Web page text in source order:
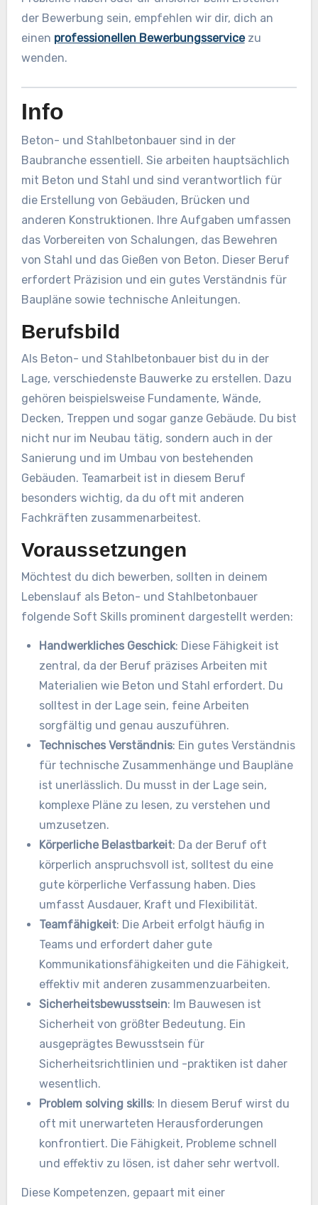
der Bewerbung sein, empfehlen wir dir, dich an
einen professionellen Bewerbungsservicezu
wenden.
Info
Beton- und Stahlbetonbauer sind in der
Baubranche essentiell. Sie arbeiten hauptsächlich
mit Beton und Stahl und sind verantwortlich für
die Erstellung von Gebäuden, Brücken und
anderen Konstruktionen. Ihre Aufgaben umfassen
das Vorbereiten von Schalungen, das Bewehren
von Stahl und das Gießen von Beton. Dieser Beruf
erfordert Präzision und ein gutes Verständnis für
Baupläne sowie technische Anleitungen.
Berufsbild
Als Beton- und Stahlbetonbauer bist du in der
Lage, verschiedenste Bauwerke zu erstellen. Dazu
gehören beispielsweise Fundamente, Wände,
Decken, Treppen und sogar ganze Gebäude. Du bist
nicht nur im Neubau tätig, sondern auch in der
Sanierung und im Umbau von bestehenden
Gebäuden. Teamarbeit ist in diesem Beruf
besonders wichtig, da du oft mit anderen
Fachkräften zusammenarbeitest.
Voraussetzungen
Möchtest du dich bewerben, sollten in deinem
Lebenslauf als Beton- und Stahlbetonbauer
folgende Soft Skills prominent dargestellt werden:
Handwerkliches Geschick: Diese Fähigkeit ist
zentral, da der Beruf präzises Arbeiten mit
Materialien wie Beton und Stahl erfordert. Du
solltest in der Lage sein, feine Arbeiten
sorgfältig und genau auszuführen.
Technisches Verständnis: Ein gutes Verständnis
für technische Zusammenhänge und Baupläne
ist unerlässlich. Du musst in der Lage sein,
komplexe Pläne zu lesen, zu verstehen und
umzusetzen.
Körperliche Belastbarkeit: Da der Beruf oft
körperlich anspruchsvoll ist, solltest du eine
gute körperliche Verfassung haben. Dies
umfasst Ausdauer, Kraft und Flexibilität.
Teamfähigkeit: Die Arbeit erfolgt häufig in
Teams und erfordert daher gute
Kommunikationsfähigkeiten und die Fähigkeit,
effektiv mit anderen zusammenzuarbeiten.
Sicherheitsbewusstsein: Im Bauwesen ist
Sicherheit von größter Bedeutung. Ein
ausgeprägtes Bewusstsein für
Sicherheitsrichtlinien und -praktiken ist daher
wesentlich.
Problem solving skills: In diesem Beruf wirst du
oft mit unerwarteten Herausforderungen
konfrontiert. Die Fähigkeit, Probleme schnell
und effektiv zu lösen, ist daher sehr wertvoll.
Diese Kompetenzen, gepaart mit einer